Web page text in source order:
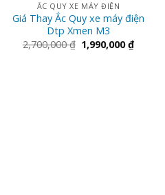
ẮC QUY XE MÁY ĐIỆN
Giá Thay Ắc Quy xe máy điện
Dtp Xmen M3
2,700,000₫ 1,990,000₫